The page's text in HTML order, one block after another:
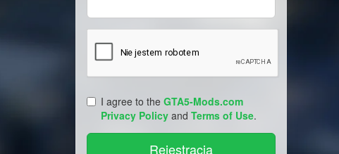
I agree to the GTA5-Mods.com
Privacy Policy and Terms of Use.